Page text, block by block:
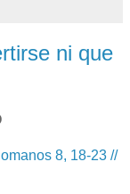
ni que
8, 18-23 //